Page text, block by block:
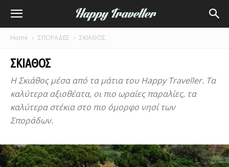
Home ΣΠΟΡΑΔΕΣ ΣΚΙΑΘΟΣ
ΣΚΙΑΘΟΣ
Η Σκιάθος μέσα από τα μάτια του Happy Traveller. Τα
καλύτερα αξιοθέατα, οι πιο ωραίες παραλίες, τα
καλύτερα στέκια στο πιο όμορφο νησί των
Σποράδων.